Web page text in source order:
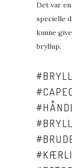
Det var
specielle
kunne
bryllup.
#
#
#
#
#
#